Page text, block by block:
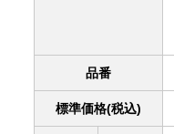
品番
標準価格(税込)